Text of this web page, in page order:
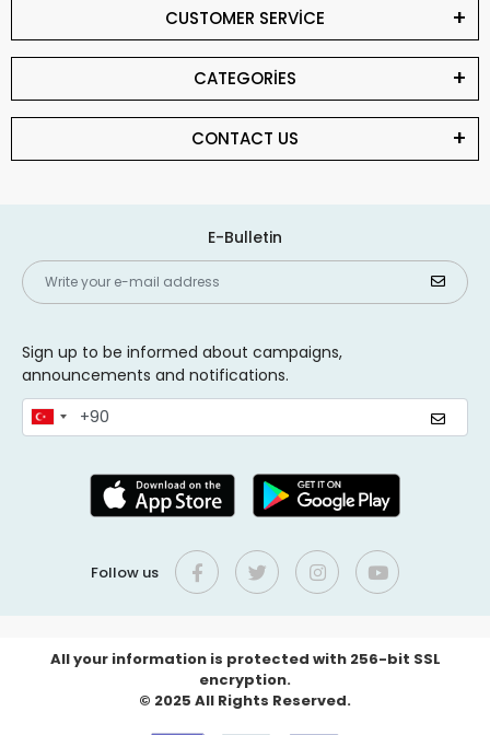
CUSTOMER SERVİCE
CATEGORİES
CONTACT US
E-Bulletin
Sign up to be informed about campaigns,
announcements and notifications.
Follow us
All your information is protected with 256-bit SSL
encryption.
© 2025 All Rights Reserved.